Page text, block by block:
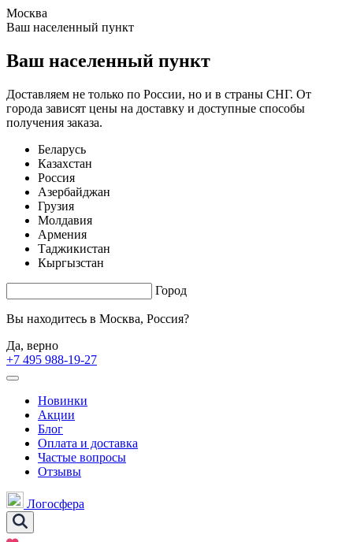
Москва
Ваш населенный пункт
Ваш населенный пункт
Доставляем не только по России, но и в страны СНГ. От
города зависят цены на доставку и доступные способы
получения заказа.
Беларусь
Казахстан
Россия
Азербайджан
Грузия
Молдавия
Армения
Таджикистан
Кыргызстан
Город
Вы находитесь в Москва, Россия?
Да, верно
+7 495 988-19-27
Новинки
Акции
Блог
Оплата и доставка
Частые вопросы
Отзывы
Логосфера